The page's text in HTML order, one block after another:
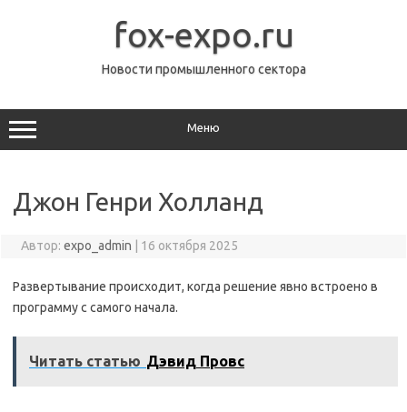
fox-expo.ru
Новости промышленного сектора
Меню
Джон Генри Холланд
Автор: expo_admin 16 октября 2025
Развертывание происходит, когда решение явно встроено в
программу с самого начала.
Читать статью Дэвид Провс